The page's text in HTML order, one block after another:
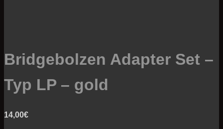
Bridgebolzen Adapter Set –
Typ LP – gold
14,00€